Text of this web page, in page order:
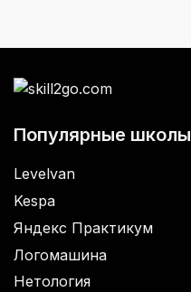
Популярные школы
Levelvan
Kespa
Яндекс Практикум
Логомашина
Нетология